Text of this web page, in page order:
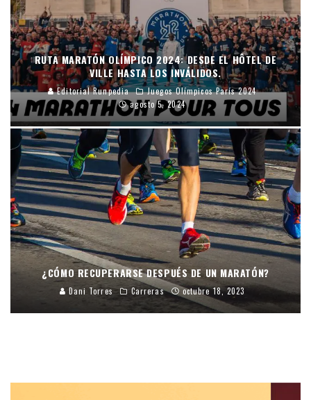
RUTA MARATÓN OLÍMPICO 2024: DESDE EL HÔTEL DE
VILLE HASTA LOS INVÁLIDOS.
Editorial Runpedia
Juegos Olímpicos París 2024
agosto 5, 2024
¿CÓMO RECUPERARSE DESPUÉS DE UN MARATÓN?
Dani Torres Carreras octubre 18, 2023